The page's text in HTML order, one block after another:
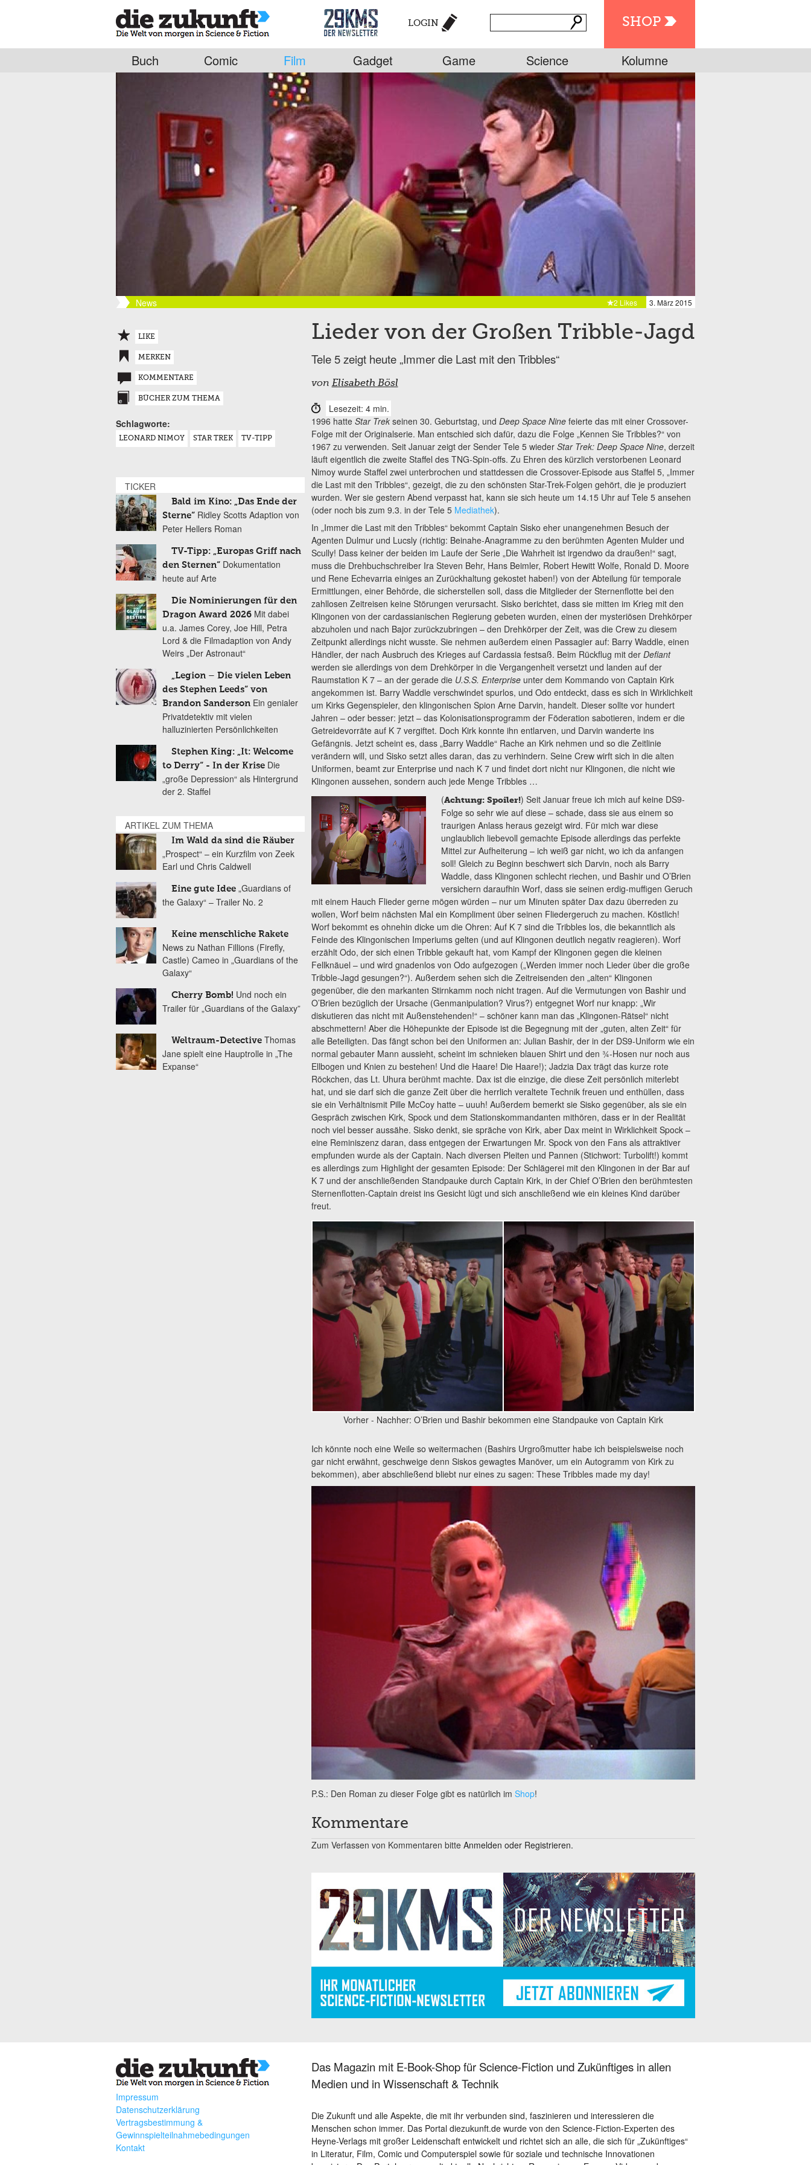
SHOP
LOGIN
Buch Comic Film Gadget Game Science Kolumne
News 3. März 2015
2 Likes
Lieder von der Großen Tribble-Jagd
Tele 5 zeigt heute „Immer die Last mit den Tribbles“
von Elisabeth Bösl
Lesezeit: 4 min.
1996 hatte Star Trekseinen 30. Geburtstag, und Deep Space Ninefeierte das mit einer Crossover-
Folge mit der Originalserie. Man entschied sich dafür, dazu die Folge „Kennen Sie Tribbles?“ von
1967 zu verwenden. Seit Januar zeigt der Sender Tele 5 wieder Star Trek: Deep Space Nine, derzeit
läuft eigentlich die zweite Staffel des TNG-Spin-offs. Zu Ehren des kürzlich verstorbenen Leonard
Nimoy wurde Staffel zwei unterbrochen und stattdessen die Crossover-Episode aus Staffel 5, „Immer
die Last mit den Tribbles“, gezeigt, die zu den schönsten Star-Trek-Folgen gehört, die je produziert
wurden. Wer sie gestern Abend verpasst hat, kann sie sich heute um 14.15 Uhr auf Tele 5 ansehen
(oder noch bis zum 9.3. in der Tele 5 Mediathek).
In „Immer die Last mit den Tribbles“ bekommt Captain Sisko eher unangenehmen Besuch der
Agenten Dulmur und Lucsly (richtig: Beinahe-Anagramme zu den berühmten Agenten Mulder und
Scully! Dass keiner der beiden im Laufe der Serie „Die Wahrheit ist irgendwo da draußen!“ sagt,
muss die Drehbuchschreiber Ira Steven Behr, Hans Beimler, Robert Hewitt Wolfe, Ronald D. Moore
und Rene Echevarria einiges an Zurückhaltung gekostet haben!) von der Abteilung für temporale
Ermittlungen, einer Behörde, die sicherstellen soll, dass die Mitglieder der Sternenflotte bei den
zahllosen Zeitreisen keine Störungen verursacht. Sisko berichtet, dass sie mitten im Krieg mit den
Klingonen von der cardassianischen Regierung gebeten wurden, einen der mysteriösen Drehkörper
abzuholen und nach Bajor zurückzubringen – den Drehkörper der Zeit, was die Crew zu diesem
Zeitpunkt allerdings nicht wusste. Sie nehmen außerdem einen Passagier auf: Barry Waddle, einen
Händler, der nach Ausbruch des Krieges auf Cardassia festsaß. Beim Rückflug mit der Defiant
werden sie allerdings von dem Drehkörper in die Vergangenheit versetzt und landen auf der
Raumstation K 7 – an der gerade die U.S.S. Enterpriseunter dem Kommando von Captain Kirk
angekommen ist. Barry Waddle verschwindet spurlos, und Odo entdeckt, dass es sich in Wirklichkeit
um Kirks Gegenspieler, den klingonischen Spion Arne Darvin, handelt. Dieser sollte vor hundert
Jahren – oder besser: jetzt – das Kolonisationsprogramm der Föderation sabotieren, indem er die
Getreidevorräte auf K 7 vergiftet. Doch Kirk konnte ihn entlarven, und Darvin wanderte ins
Gefängnis. Jetzt scheint es, dass „Barry Waddle“ Rache an Kirk nehmen und so die Zeitlinie
verändern will, und Sisko setzt alles daran, das zu verhindern. Seine Crew wirft sich in die alten
Uniformen, beamt zur Enterprise und nach K 7 und findet dort nicht nur Klingonen, die nicht wie
Klingonen aussehen, sondern auch jede Menge Tribbles …
(Achtung: Spoiler!) Seit Januar freue ich mich auf keine DS9-
Folge so sehr wie auf diese – schade, dass sie aus einem so
traurigen Anlass heraus gezeigt wird. Für mich war diese
unglaublich liebevoll gemachte Episode allerdings das perfekte
Mittel zur Aufheiterung – ich weiß gar nicht, wo ich da anfangen
soll! Gleich zu Beginn beschwert sich Darvin, noch als Barry
Waddle, dass Klingonen schlecht riechen, und Bashir und O’Brien
versichern daraufhin Worf, dass sie seinen erdig-muffigen Geruch
mit einem Hauch Flieder gerne mögen würden – nur um Minuten später Dax dazu überreden zu
wollen, Worf beim nächsten Mal ein Kompliment über seinen Fliedergeruch zu machen. Köstlich!
Worf bekommt es ohnehin dicke um die Ohren: Auf K 7 sind die Tribbles los, die bekanntlich als
Feinde des Klingonischen Imperiums gelten (und auf Klingonen deutlich negativ reagieren). Worf
erzählt Odo, der sich einen Tribble gekauft hat, vom Kampf der Klingonen gegen die kleinen
Fellknäuel – und wird gnadenlos von Odo aufgezogen („Werden immer noch Lieder über die große
Tribble-Jagd gesungen?“). Außerdem sehen sich die Zeitreisenden den „alten“ Klingonen
gegenüber, die den markanten Stirnkamm noch nicht tragen. Auf die Vermutungen von Bashir und
O’Brien bezüglich der Ursache (Genmanipulation? Virus?) entgegnet Worf nur knapp: „Wir
diskutieren das nicht mit Außenstehenden!“ – schöner kann man das „Klingonen-Rätsel“ nicht
abschmettern! Aber die Höhepunkte der Episode ist die Begegnung mit der „guten, alten Zeit“ für
alle Beteiligten. Das fängt schon bei den Uniformen an: Julian Bashir, der in der DS9-Uniform wie ein
normal gebauter Mann aussieht, scheint im schnieken blauen Shirt und den ¾-Hosen nur noch aus
Ellbogen und Knien zu bestehen! Und die Haare! Die Haare!); Jadzia Dax trägt das kurze rote
Röckchen, das Lt. Uhura berühmt machte. Dax ist die einzige, die diese Zeit persönlich miterlebt
hat, und sie darf sich die ganze Zeit über die herrlich veraltete Technik freuen und enthüllen, dass
sie ein Verhältnismit Pille McCoy hatte – uuuh! Außerdem bemerkt sie Sisko gegenüber, als sie ein
Gespräch zwischen Kirk, Spock und dem Stationskommandanten mithören, dass er in der Realität
noch viel besser aussähe. Sisko denkt, sie spräche von Kirk, aber Dax meint in Wirklichkeit Spock –
eine Reminiszenz daran, dass entgegen der Erwartungen Mr. Spock von den Fans als attraktiver
empfunden wurde als der Captain. Nach diversen Pleiten und Pannen (Stichwort: Turbolift!) kommt
es allerdings zum Highlight der gesamten Episode: Der Schlägerei mit den Klingonen in der Bar auf
K 7 und der anschließenden Standpauke durch Captain Kirk, in der Chief O’Brien den berühmtesten
Sternenflotten-Captain dreist ins Gesicht lügt und sich anschließend wie ein kleines Kind darüber
freut.
Vorher - Nachher: O’Brien und Bashir bekommen eine Standpauke von Captain Kirk
Ich könnte noch eine Weile so weitermachen (Bashirs Urgroßmutter habe ich beispielsweise noch
gar nicht erwähnt, geschweige denn Siskos gewagtes Manöver, um ein Autogramm von Kirk zu
bekommen), aber abschließend bliebt nur eines zu sagen: These Tribbles made my day!
P.S.: Den Roman zu dieser Folge gibt es natürlich im Shop!
Kommentare
Zum Verfassen von Kommentaren bitte Anmelden oder Registrieren.
LIKE
MERKEN
KOMMENTARE
BÜCHER ZUM THEMA
Schlagworte:
LEONARD NIMOY STAR TREK TV-TIPP
TICKER
Bald im Kino: „Das Ende der
Sterne“ Ridley Scotts Adaption von
Peter Hellers Roman
TV-Tipp: „Europas Griff nach
den Sternen“ Dokumentation
heute auf Arte
Die Nominierungen für den
Dragon Award 2026 Mit dabei
u.a. James Corey, Joe Hill, Petra
Lord & die Filmadaption von Andy
Weirs „Der Astronaut“
„Legion – Die vielen Leben
des Stephen Leeds“ von
Brandon Sanderson Ein genialer
Privatdetektiv mit vielen
halluzinierten Persönlichkeiten
Stephen King: „It: Welcome
to Derry“ - In der Krise Die
„große Depression“ als Hintergrund
der 2. Staffel
ARTIKEL ZUM THEMA
Im Wald da sind die Räuber
„Prospect“ – ein Kurzfilm von Zeek
Earl und Chris Caldwell
Eine gute Idee „Guardians of
the Galaxy“ – Trailer No. 2
Keine menschliche Rakete
News zu Nathan Fillions (Firefly,
Castle) Cameo in „Guardians of the
Galaxy“
Cherry Bomb! Und noch ein
Trailer für „Guardians of the Galaxy”
Weltraum-Detective Thomas
Jane spielt eine Hauptrolle in „The
Expanse“
Impressum
Datenschutzerklärung
Vertragsbestimmung &
Gewinnspielteilnahmebedingungen
Kontakt
Das Magazin mit E-Book-Shop für Science-Fiction und Zukünftiges in allen
Medien und in Wissenschaft & Technik
Die Zukunft und alle Aspekte, die mit ihr verbunden sind, faszinieren und interessieren die
Menschen schon immer. Das Portal diezukunft.de wurde von den Science-Fiction-Experten des
Heyne-Verlags mit großer Leidenschaft entwickelt und richtet sich an alle, die sich für „Zukünftiges“
in Literatur, Film, Comic und Computerspiel sowie für soziale und technische Innovationen